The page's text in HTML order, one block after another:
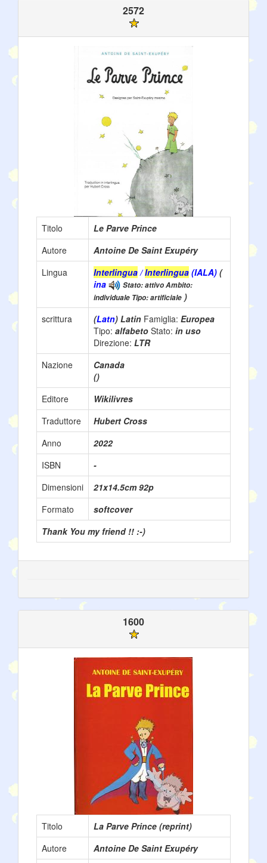
2572
Titolo
Le Parve Prince
Autore
Antoine De Saint Exupéry
Lingua
Interlingua /Interlingua (IALA) (
ina
Stato: attivo Ambito:
individuale Tipo: artificiale )
scrittura
(Latn) Latin Famiglia: Europea
Tipo: alfabeto Stato: in uso
Direzione: LTR
Nazione
Canada
()
Editore
Wikilivres
Traduttore
Hubert Cross
Anno
2022
ISBN
-
Dimensioni
21x14.5cm 92p
Formato
softcover
Thank You my friend !! :-)
1600
Titolo
La Parve Prince (reprint)
Autore
Antoine De Saint Exupéry